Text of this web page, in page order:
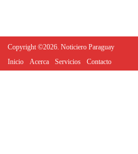
Copyright ©2026. Noticiero Paraguay
Inicio
Acerca Servicios Contacto